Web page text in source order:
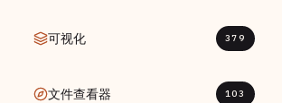
可视化 379
文件查看器 103